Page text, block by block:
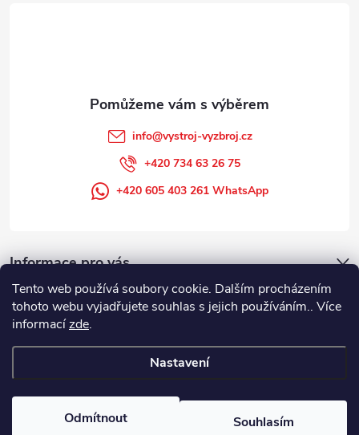
Tento web používá soubory cookie. Dalším procházením
tohoto webu vyjadřujete souhlas s jejich používáním.. Více
informacízde.
Nastavení
Odmítnout Souhlasím
Informace pro vás
info@vystroj-vyzbroj.cz
+420 734 63 26 75
+420 605 403 261 WhatsApp
Copyright 2026
. Všechna práva vyhrazena.